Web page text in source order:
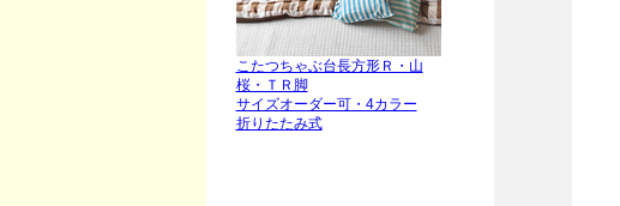
こたつちゃぶ台長方形Ｒ・山
桜・ＴＲ脚
サイズオーダー可・4カラー
折りたたみ式